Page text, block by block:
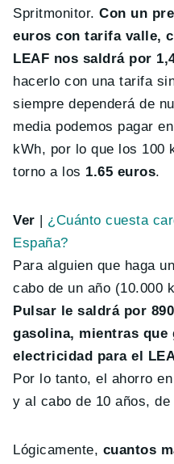
Spritmonitor.Con un
euros con tarifa valle,
LEAF nos saldrá por
hacerlo con una tarifa
siempre dependerá de
media podemos pagar
kWh, por lo que los 100
torno a los 1.65 euros.
Ver
¿Cuánto cuesta
España?
Para alguien que haga
cabo de un año (10.000
Pulsar le saldrá por
gasolina, mientras que
electricidad para el
Por lo tanto, el ahorro
y al cabo de 10 años, de
Lógicamente, cuantos